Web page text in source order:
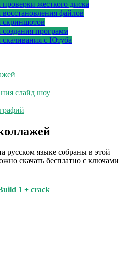
жесткого диска
файлов
программ
с Ютуба
слайд шоу
русском языке собраны в этой
скачать бесплатно с ключами
1 + crack